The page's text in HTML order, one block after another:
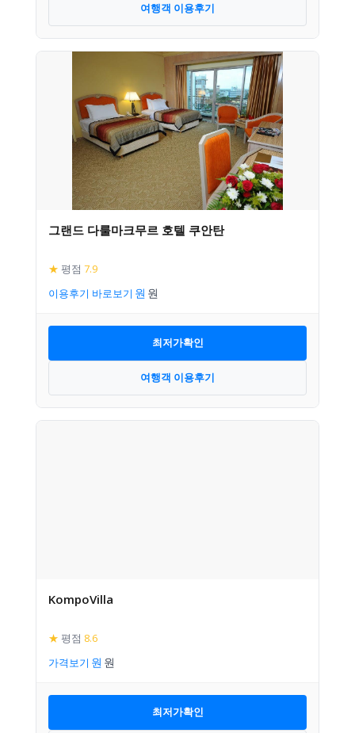
여행객 이용후기
그랜드 다룰마크무르 호텔 쿠안탄
★ 평점 7.9
이용후기 바로보기
최저가확인
여행객 이용후기
KompoVilla
★ 평점 8.6
가격보기
최저가확인